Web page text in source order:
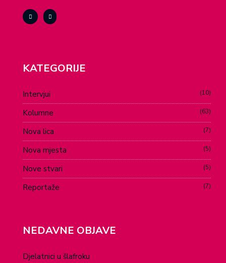
KATEGORIJE
Intervjui 10
Kolumne 63
Nova lica 7
Nova mjesta 5
Nove stvari 5
Reportaže 7
NEDAVNE OBJAVE
Djelatnici u šlafroku